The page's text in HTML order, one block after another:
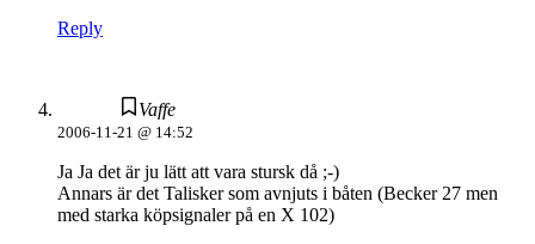
Reply
Vaffe
2006-11-21 @ 14:52
Ja Ja det är ju lätt att vara stursk då ;-)
Annars är det Talisker som avnjuts i båten (Becker 27 men
med starka köpsignaler på en X 102)